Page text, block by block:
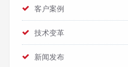
客户案例
技术变革
新闻发布